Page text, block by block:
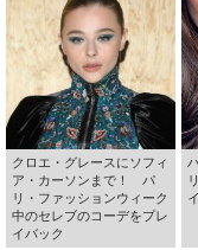
クロエ・グレースにソフィ
ア・カーソンまで！ パ
リ・ファッションウィーク
中のセレブのコーデをプレ
イバック